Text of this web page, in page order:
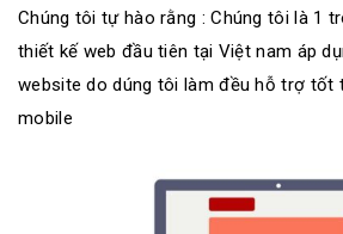
Chúng tôi tự hào rằng : Chúng tôi là 1
thiết kế web đầu tiên tại Việt nam áp
website do dúng tôi làm đều hỗ trợ tốt
mobile